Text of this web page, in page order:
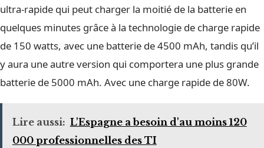
ultra-rapide qui peut charger la moitié de la batterie en
quelques minutes grâce à la technologie de charge rapide
de 150 watts, avec une batterie de 4500 mAh, tandis qu’il
y aura une autre version qui comportera une plus grande
batterie de 5000 mAh. Avec une charge rapide de 80W.
Lire aussi: L'Espagne a besoin d'au moins 120
000 professionnelles des TI